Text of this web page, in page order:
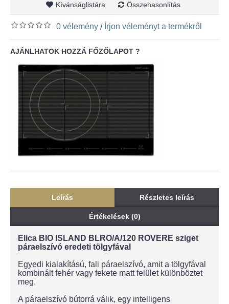
Kívánságlistára Összehasonlítás
0 vélemény / Írjon véleményt a termékről
AJÁNLHATOK HOZZÁ FŐZŐLAPOT ?
Leírás Részletes leírás
Értékelések (0)
Elica BIO ISLAND BLRO/A/120 ROVERE sziget
páraelszívó eredeti tölgyfával
Egyedi kialakítású, fali páraelszívó, amit a tölgyfával
kombinált fehér vagy fekete matt felület különböztet
meg.
A páraelszívó bútorrá válik, egy intelligens